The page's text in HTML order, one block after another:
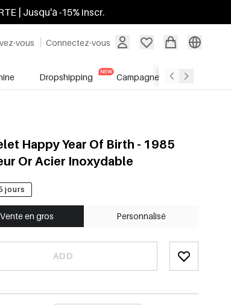
| Jusqu'à -15% inscr.
vous Connectez-vous
Dropshipping Campagnes Soldes
Happy Year Of Birth - 1985
Or Acier Inoxydable
jours
Vente en gros Personnalisé
ADD